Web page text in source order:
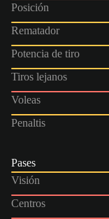
Posición
Rematador
Potencia de tiro
Tiros lejanos
Voleas
Penaltis
Pases
Visión
Centros